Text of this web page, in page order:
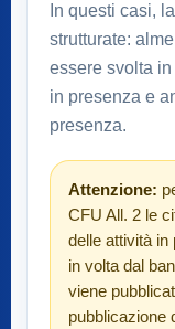
In questi casi,
strutturate:
essere svolta
in presenza e
presenza.
Attenzione:
CFU All. 2 le
delle attività in
in volta dal
viene
pubblicazione